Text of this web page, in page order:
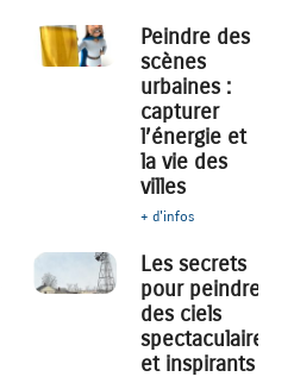
Peindre des
scènes
urbaines :
capturer
l’énergie et
la vie des
villes
+ d'infos
Les secrets
pour peindre
des ciels
spectaculaires
et inspirants